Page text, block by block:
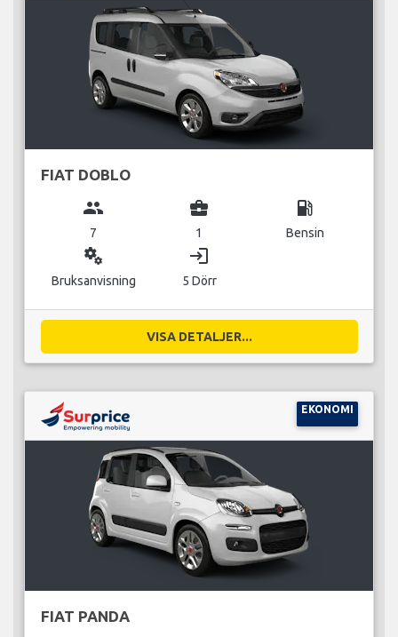
FIAT DOBLO
group
7
business_center
1
local_gas_station
Bensin
miscellaneous_services
Bruksanvisning
login
5 Dörr
VISA DETALJER...
EKONOMI
FIAT PANDA